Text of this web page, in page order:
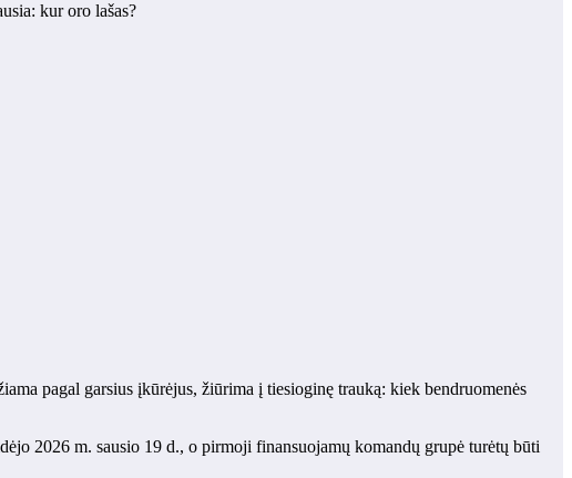
kur oro lašas?
pagal garsius įkūrėjus, žiūrima į tiesioginę trauką: kiek bendruomenės
2026 m. sausio 19 d., o pirmoji finansuojamų komandų grupė turėtų būti